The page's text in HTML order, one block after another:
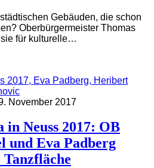
Gebäuden, die schon
Oberbürgermeister Thomas
sie für kulturelle…
November 2017
in Neuss 2017: OB
und Eva Padberg